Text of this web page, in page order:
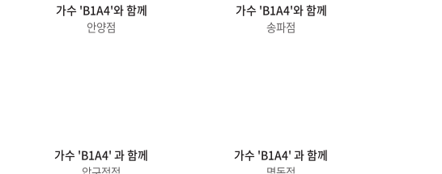
가수 'B1A4'와 함께
안양점
가수 'B1A4'와 함께
송파점
가수 'B1A4' 과 함께
가수 'B1A4' 과 함께